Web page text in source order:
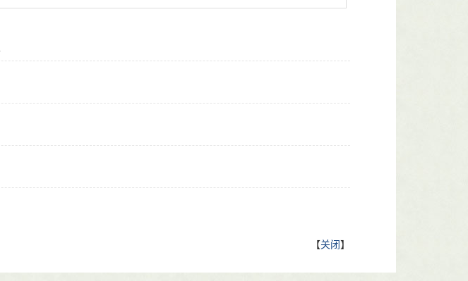
【关闭】